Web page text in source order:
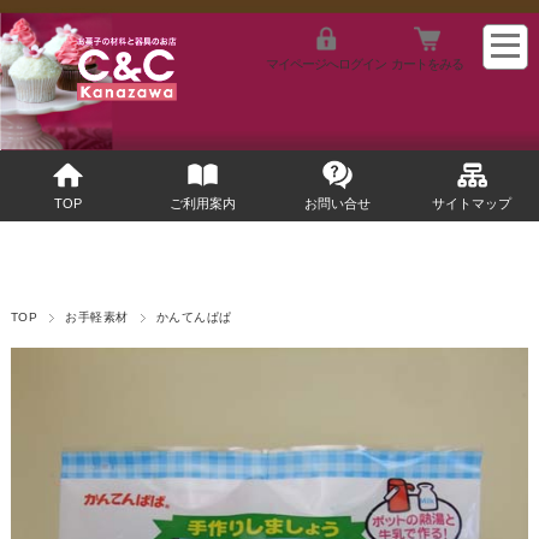
マイページへログイン カートをみる
TOP ご利用案内 お問い合せ サイトマップ
TOP お手軽素材 かんてんぱぱ